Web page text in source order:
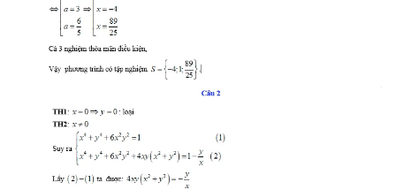
Media Khoa học - Công nghệ
Media Môi trường
Ảnh
Infographic